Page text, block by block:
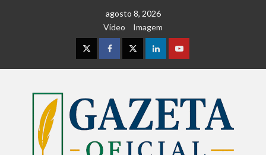
agosto 8, 2026
Vídeo
Imagem
InstagramFacebookTwitterLinkedinYoutube